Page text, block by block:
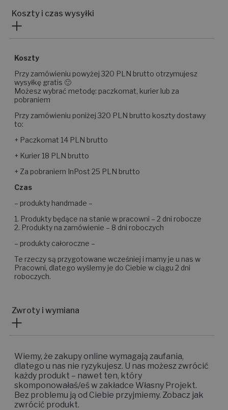
Koszty i czas wysyłki
Koszty
Przy zamówieniu powyżej 320 PLN brutto otrzymujesz
wysyłkę gratis 🙂
Możesz wybrać metodę: paczkomat, kurier lub za
pobraniem
Przy zamówieniu poniżej 320 PLN brutto koszty dostawy
to:
+ Paczkomat 14 PLN brutto
+ Kurier 18 PLN brutto
+ Za pobraniem InPost 25 PLN brutto
Czas
– produkty handmade –
1. Produkty będące na stanie w pracowni – 2 dni robocze
2. Produkty na zamówienie – 8 dni roboczych
– produkty całoroczne –
Te rzeczy są przygotowane wcześniej i mamy je u nas w
Pracowni, dlatego wyślemy je do Ciebie w ciągu 2 dni
roboczych.
Zwroty i wymiana
Wiemy, że zakupy online wymagają zaufania,
dlatego u nas nie ryzykujesz. U nas możesz zwrócić
każdy produkt – nawet ten, który
skomponowałaś/eś w zakładce Własny Projekt.
Bez problemu ją od Ciebie przyjmiemy. Zobacz jak
zwrócić produkt.